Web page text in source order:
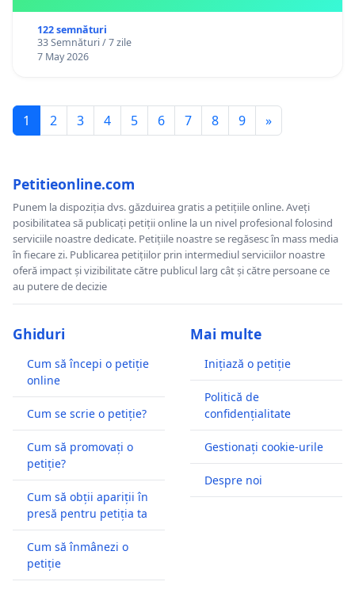
122 semnături
33 Semnături / 7 zile
7 May 2026
1 2 3 4 5 6 7 8 9 »
Petitieonline.com
Punem la dispoziția dvs. găzduirea gratis a petițiile online. Aveți
posibilitatea să publicați petiții online la un nivel profesional folosind
serviciile noastre dedicate. Petițiile noastre se regăsesc în mass media
în fiecare zi. Publicarea petițiilor prin intermediul serviciilor noastre
oferă impact și vizibilitate către publicul larg cât și către persoane ce
au putere de decizie
Ghiduri
Cum să începi o petiție
online
Cum se scrie o petiție?
Cum să promovați o
petiție?
Cum să obții apariții în
presă pentru petiția ta
Cum să înmânezi o
petiție
Mai multe
Inițiază o petiție
Politică de
confidențialitate
Gestionați cookie-urile
Despre noi